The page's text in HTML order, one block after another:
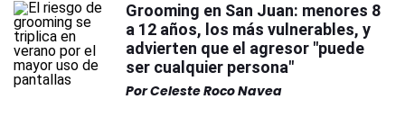
Grooming en San Juan: menores 8
a 12 años, los más vulnerables, y
advierten que el agresor "puede
ser cualquier persona"
PorCeleste Roco Navea